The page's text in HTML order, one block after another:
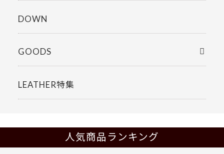
DOWN
GOODS
LEATHER特集
人気商品ランキング